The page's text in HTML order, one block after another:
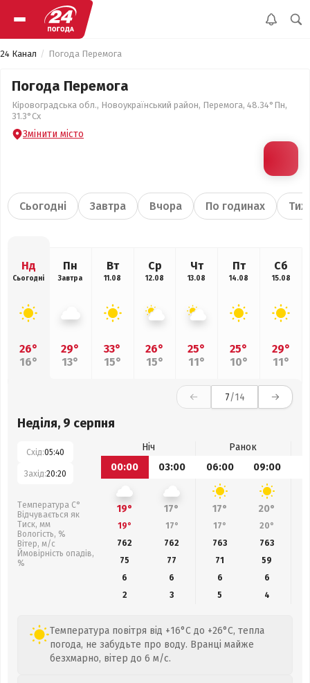
24 Канал Погода Перемога
Погода Перемога
Кіровоградська обл., Новоукраїнський район, Перемога, 48.34°Пн,
31.3°Сх
Змінити місто
Сьогодні Завтра Вчора По годинах
Нд
Сьогодні
26°
16°
Пн
Завтра
29°
13°
Вт
11.08
33°
15°
Ср
12.08
26°
15°
Чт
13.08
25°
11°
Пт
14.08
25°
10°
Сб
15.08
29°
11°
7/14
Неділя, 9 серпня
Схід:05:40
Захід:20:20
Температура С°
Відчувається як
Тиск, мм
Вологість, %
Вітер, м/с
Ймовірність опадів,
%
Ніч
Ранок
00:00
03:00 06:00 09:00
19° 17° 17° 20°
19° 17° 17° 20°
762
762 763 763
75
77 71 59
6
6 6
6
2
3 5 4
Температура повітря від +16°C до +26°C, тепла
погода, не забудьте про воду. Вранці майже
безхмарно, вітер до 6 м/с.